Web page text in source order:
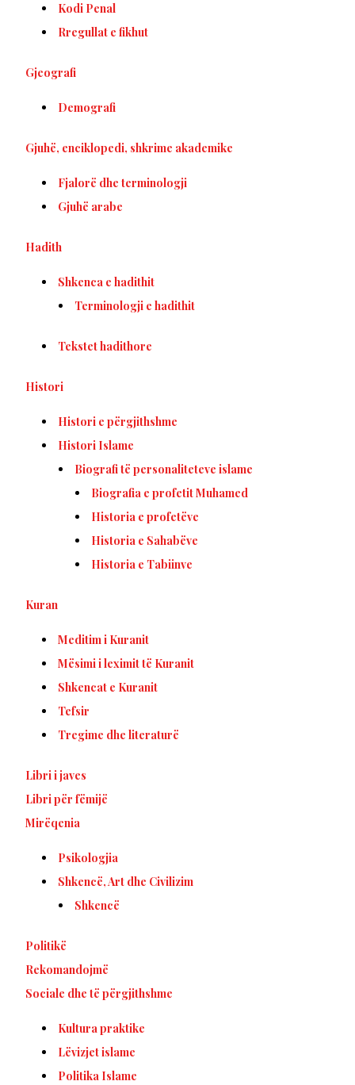
Kodi Penal
Rregullat e fikhut
Gjeografi
Demografi
Gjuhë, enciklopedi, shkrime akademike
Fjalorë dhe terminologji
Gjuhë arabe
Hadith
Shkenca e hadithit
Terminologji e hadithit
Tekstet hadithore
Histori
Histori e përgjithshme
Histori Islame
Biografi të personaliteteve islame
Biografia e profetit Muhamed
Historia e profetëve
Historia e Sahabëve
Historia e Tabiinve
Kuran
Meditim i Kuranit
Mësimi i leximit të Kuranit
Shkencat e Kuranit
Tefsir
Tregime dhe literaturë
Libri i javes
Libri për fëmijë
Mirëqenia
Psikologjia
Shkencë, Art dhe Civilizim
Shkencë
Politikë
Rekomandojmë
Sociale dhe të përgjithshme
Kultura praktike
Lëvizjet islame
Politika Islame